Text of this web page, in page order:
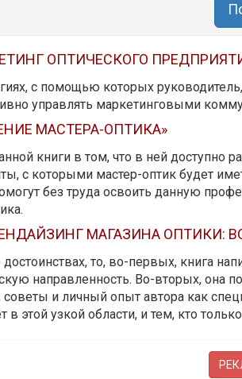
ОПТИЧЕСКОГО
с помощью которых
управлять маркетинговыми
МАСТЕРА-ОПТИКА»
книги в том, что в ней доступно
с которыми мастер-оптик будет
без труда освоить данную
МАГАЗИНА ОПТИКИ:
достоинствах, то, во-первых, книга
направленность. Во-вторых, она
и личный опыт автора как
в этой узкой области, и тем, кто